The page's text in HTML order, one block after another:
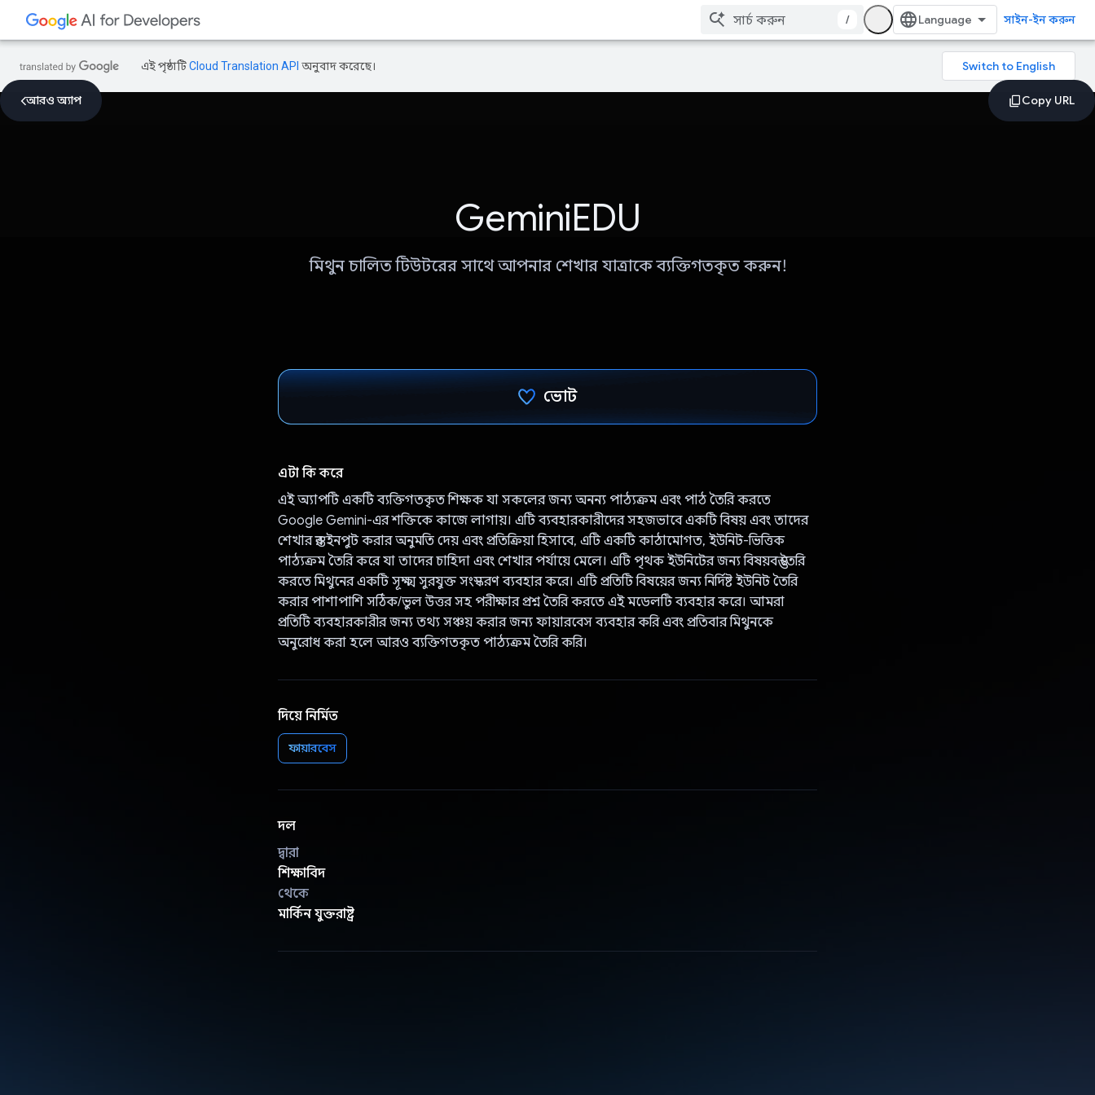
/ সাইন-ইন করুন
এই পৃষ্ঠাটিCloud Translation API অনুবাদ করেছে।
আরও অ্যাপ
GeminiEDU
মিথুন চালিত টিউটরের সাথে আপনার শেখার যাত্রাকে ব্যক্তিগতকৃত করুন!
ভোট
এটা কি করে
এই অ্যাপটি একটি ব্যক্তিগতকৃত শিক্ষক যা সকলের জন্য অনন্য পাঠ্যক্রম এবং পাঠ তৈরি করতে
Google Gemini-এর শক্তিকে কাজে লাগায়। এটি ব্যবহারকারীদের সহজভাবে একটি বিষয় এবং তাদের
শেখার স্তর ইনপুট করার অনুমতি দেয় এবং প্রতিক্রিয়া হিসাবে, এটি একটি কাঠামোগত, ইউনিট-ভিত্তিক
পাঠ্যক্রম তৈরি করে যা তাদের চাহিদা এবং শেখার পর্যায়ে মেলে। এটি পৃথক ইউনিটের জন্য বিষয়বস্তু তৈরি
করতে মিথুনের একটি সূক্ষ্ম সুরযুক্ত সংস্করণ ব্যবহার করে। এটি প্রতিটি বিষয়ের জন্য নির্দিষ্ট ইউনিট তৈরি
করার পাশাপাশি সঠিক/ভুল উত্তর সহ পরীক্ষার প্রশ্ন তৈরি করতে এই মডেলটি ব্যবহার করে। আমরা
প্রতিটি ব্যবহারকারীর জন্য তথ্য সঞ্চয় করার জন্য ফায়ারবেস ব্যবহার করি এবং প্রতিবার মিথুনকে
অনুরোধ করা হলে আরও ব্যক্তিগতকৃত পাঠ্যক্রম তৈরি করি।
দিয়ে নির্মিত
ফায়ারবেস
দল
দ্বারা
শিক্ষাবিদ
থেকে
মার্কিন যুক্তরাষ্ট্র